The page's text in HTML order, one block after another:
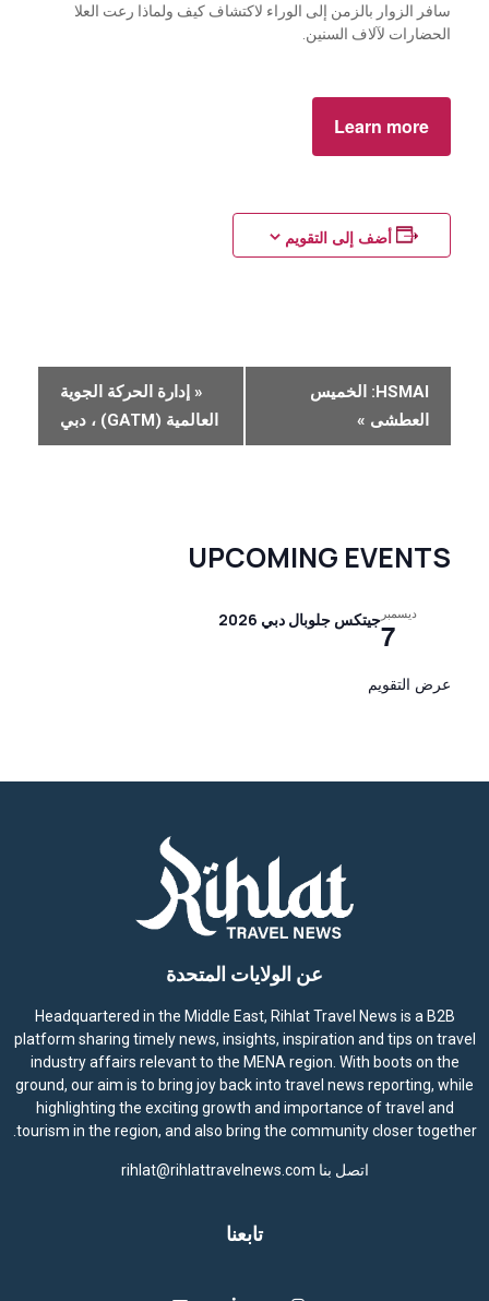
سافر الزوار بالزمن إلى الوراء لاكتشاف كيف ولماذا رعت العلا
الحضارات لآلاف السنين.
Learn more
أضف إلى التقويم
ا
ل
« إدارة الحركة الجوية
العالمية (GATM) ، دبي
HSMAI: الخميس
العطشى »
UPCOMING EVENTS
ديسمبر
7جيتكس جلوبال دبي 2026
عرض التقويم
عن الولايات المتحدة
Headquartered in the Middle East, Rihlat Travel News is a B2B
platform sharing timely news, insights, inspiration and tips on travel
industry affairs relevant to the MENA region. With boots on the
ground, our aim is to bring joy back into travel news reporting, while
highlighting the exciting growth and importance of travel and
tourism in the region, and also bring the community closer together.
اتصل بنا rihlat@rihlattravelnews.com
تابعنا